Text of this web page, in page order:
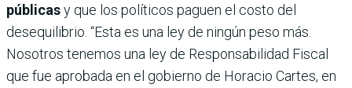
públicasy que los políticos paguen el costo del
desequilibrio. “Esta es una ley de ningún peso más.
Nosotros tenemos una ley de Responsabilidad Fiscal
que fue aprobada en el gobierno de Horacio Cartes, en